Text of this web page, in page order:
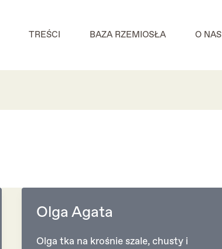
TREŚCI BAZA RZEMIOSŁA O NAS
Olga Agata
Olga tka na krośnie szale, chusty i